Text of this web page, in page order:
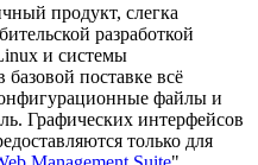
продукт, слегка
разработкой
и системы
базовой поставке всё
файлы и
Графических интерфейсов
только для